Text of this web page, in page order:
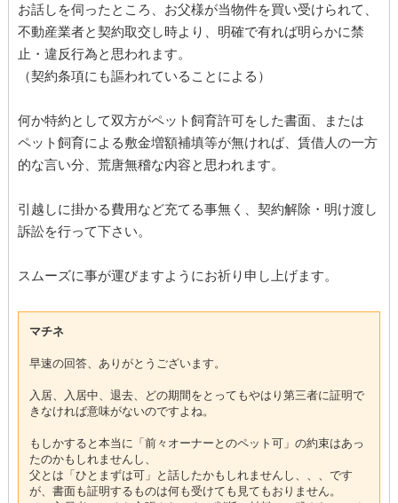
お話しを伺ったところ、お父様が当物件を買い受けられて、
不動産業者と契約取交し時より、明確で有れば明らかに禁
止・違反行為と思われます。
（契約条項にも謳われていることによる）
何か特約として双方がペット飼育許可をした書面、または
ペット飼育による敷金増額補填等が無ければ、賃借人の一方
的な言い分、荒唐無稽な内容と思われます。
引越しに掛かる費用など充てる事無く、契約解除・明け渡し
訴訟を行って下さい。
スムーズに事が運びますようにお祈り申し上げます。
マチネ
早速の回答、ありがとうございます。
入居、入居中、退去、どの期間をとってもやはり第三者に証明で
きなければ意味がないのですよね。
もしかすると本当に「前々オーナーとのペット可」の約束はあっ
たのかもしれませんし、
父とは「ひとまずは可」と話したかもしれませんし、、、です
が、書面も証明するものは何も受けても見てもおりません。